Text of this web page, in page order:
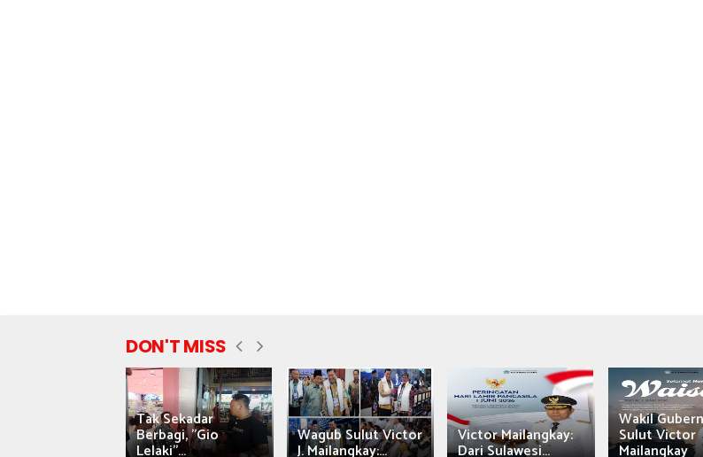
DON'T MISS
Tak Sekadar
Berbagi, "Gio
Lelaki"...
Wagub Sulut Victor
J. Mailangkay:...
Victor Mailangkay:
Dari Sulawesi...
Wakil
Sulut Victor
Mailangkay